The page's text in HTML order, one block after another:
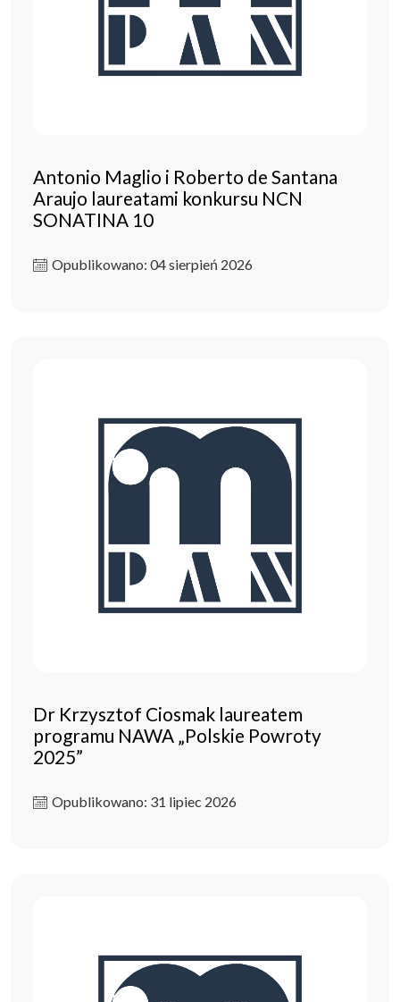
Antonio Maglio i Roberto de Santana
Araujo laureatami konkursu NCN
SONATINA 10
Opublikowano: 04 sierpień 2026
Dr Krzysztof Ciosmak laureatem
programu NAWA „Polskie Powroty
2025”
Opublikowano: 31 lipiec 2026